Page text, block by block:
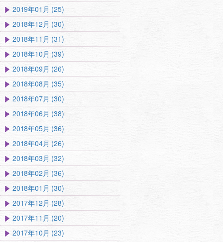
2019年01月 (25)
2018年12月 (30)
2018年11月 (31)
2018年10月 (39)
2018年09月 (26)
2018年08月 (35)
2018年07月 (30)
2018年06月 (38)
2018年05月 (36)
2018年04月 (26)
2018年03月 (32)
2018年02月 (36)
2018年01月 (30)
2017年12月 (28)
2017年11月 (20)
2017年10月 (23)